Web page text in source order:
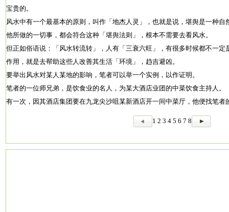
宝贵的。
风水中有一个最基本的原则，叫作「地杰人灵」，也就是说，堪舆是一种
他所做的一切事，都会符合这种「堪舆法则」，根本不需要去看风水。
但正如俗语说：「风水转流转」，人有「三衰六旺」，有很多时候都不一
作用，就是去帮助这些人改善其生活「环境」，趋吉避凶。
要举出风水对某人某地的影响，笔者可以举一个实例，以作证明。
笔者的一位师兄弟，是饮食业的名人，为某大酒店业团的中菜饮食主持人。
有一次，因其酒店集团要在九龙尖沙咀某新酒店开一间中菜厅，他便找笔者
1 2 3 4 5 6 7 8